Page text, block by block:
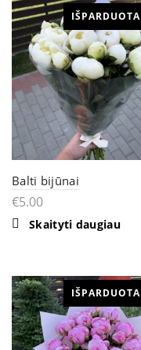
multiple
variants.
The
options
may
be
chosen
on
the
product
page
IŠPARDUOTA
Balti bijūnai
€5.00
Skaityti daugiau
IŠPARDUOTA